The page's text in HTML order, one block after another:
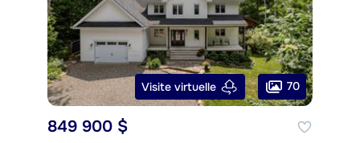
Visite virtuelle 70
849 900 $